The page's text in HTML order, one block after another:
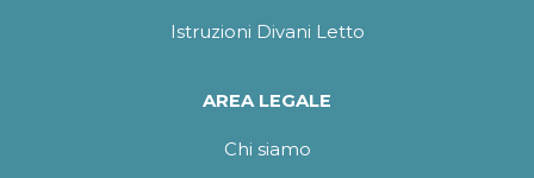
Istruzioni Divani Letto
AREA LEGALE
Chi siamo